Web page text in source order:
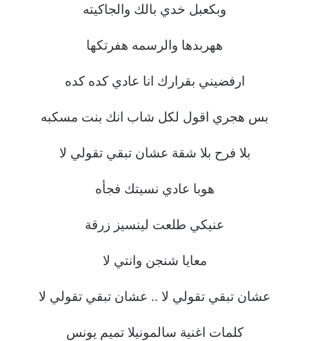
وبكعبل خدي بالك والجاكيته
ههربدها والرسمه هفرتكها
ارفضيني بقرارك انا عادي كده كده
بس هجري اقول لكل شاب انك بنت مسكبه
بلا فرح بلا شقة عشان تبقي تقولي لا
هوبا عادي نسيتك فجأه
عنيكي طلعت لينسيز زرقة
معايا شنجن وانتي لا
عشان تبقي تقولي لا .. عشان تبقي تقولي لا
كلمات اغنية سالمونيلا تميم يونس